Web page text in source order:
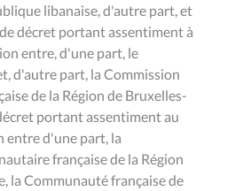
libanaise, d'autre part, et
décret portant assentiment à
entre, d'une part, le
d'autre part, la Commission
de la Région de Bruxelles-
portant assentiment au
entre d'une part, la
française de la Région
la Communauté française de